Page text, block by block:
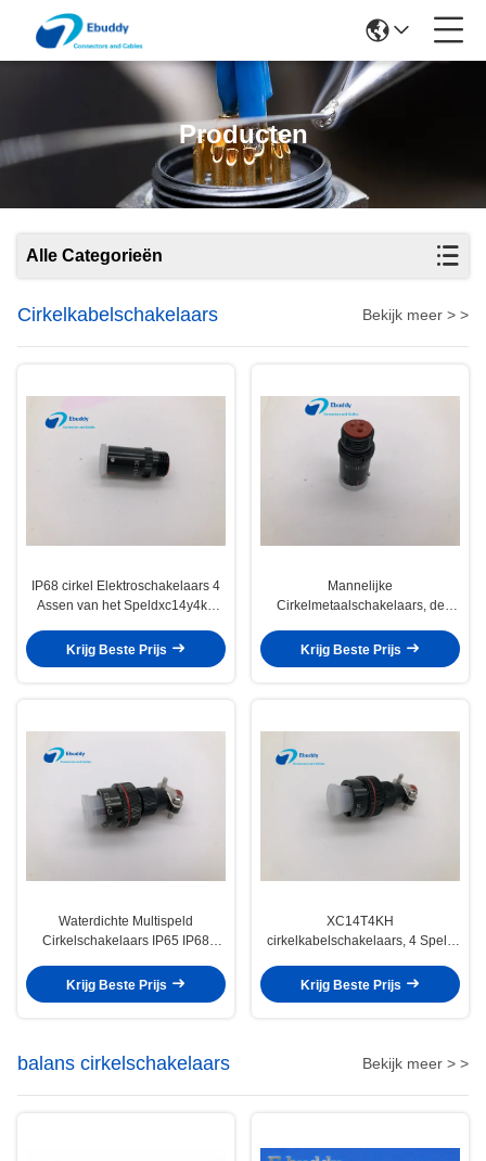
Producten
Alle Categorieën
Cirkelkabelschakelaars Bekijk meer > >
IP68 cirkel Elektroschakelaars 4
Assen van het Speldxc14y4kh
Krijg Beste Prijs
Mannelijke
Cirkelmetaalschakelaars, de
de 3 Speld Rechte hoek
Krijg Beste Prijs
Waterdichte Multispeld
Cirkelschakelaars IP65 IP68
het Stofbewijs
Krijg Beste Prijs
XC14T4KH
cirkelkabelschakelaars, 4 Speld
Elektroschakelaars
Krijg Beste Prijs
balans cirkelschakelaars Bekijk meer > >